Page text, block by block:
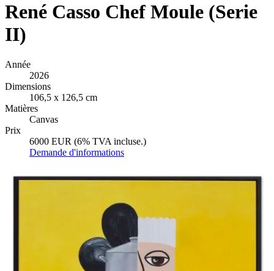
René Casso Chef Moule (Serie
II)
Année
2026
Dimensions
106,5 x 126,5 cm
Matières
Canvas
Prix
6000 EUR (6% TVA incluse.)
Demande d'informations